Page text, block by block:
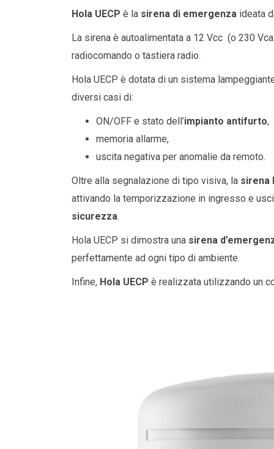
Hola UECP è la sirena di emergenza ideata
La sirena è autoalimentata a 12 Vcc (o 230
radiocomando o tastiera radio.
Hola UECP è dotata di un sistema
diversi casi di:
ON/OFF e stato dell’impianto antifurto,
memoria allarme,
uscita negativa per anomalie da remoto.
Oltre alla segnalazione di tipo visiva, la sirena
attivando la temporizzazione in ingresso e
sicurezza.
Hola UECP si dimostra una sirena
perfettamente ad ogni tipo di ambiente.
Infine, Hola UECP è realizzata utilizzando un